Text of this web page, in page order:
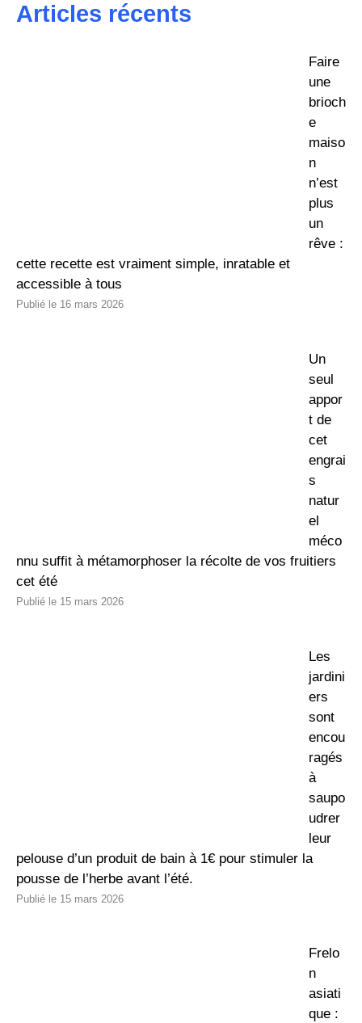
Articles récents
Faire
une
brioch
e
maiso
n
n’est
plus
un
rêve :
cette recette est vraiment simple, inratable et
accessible à tous
16 mars 2026
Un
seul
appor
t de
cet
engrai
s
natur
el
méco
nnu suffit à métamorphoser la récolte de vos fruitiers
cet été
15 mars 2026
Les
jardini
ers
sont
encou
ragés
à
saupo
udrer
leur
pelouse d’un produit de bain à 1€ pour stimuler la
pousse de l’herbe avant l’été.
15 mars 2026
Frelo
n
asiati
que :